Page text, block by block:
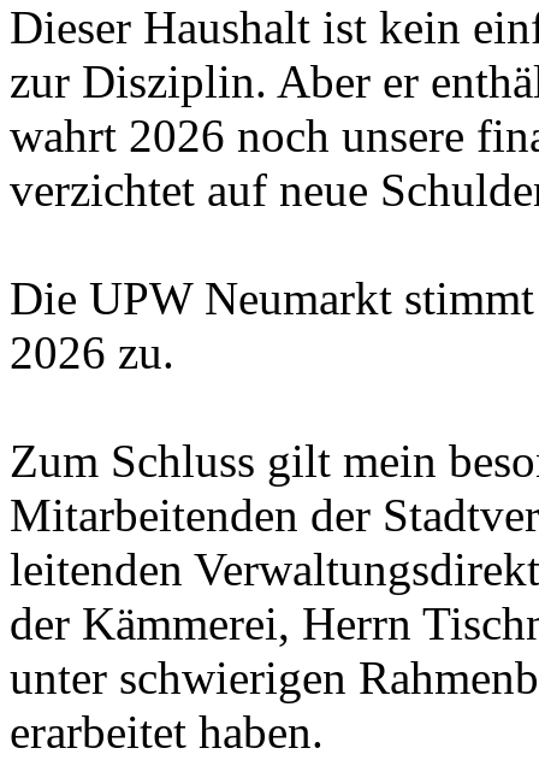
Dieser Haushalt ist kein
zur Disziplin. Aber er
wahrt 2026 noch unsere
verzichtet auf neue
Die UPW Neumarkt
2026 zu.
Zum Schluss gilt mein
Mitarbeitenden der
leitenden
der Kämmerei, Herrn
unter schwierigen
erarbeitet haben.